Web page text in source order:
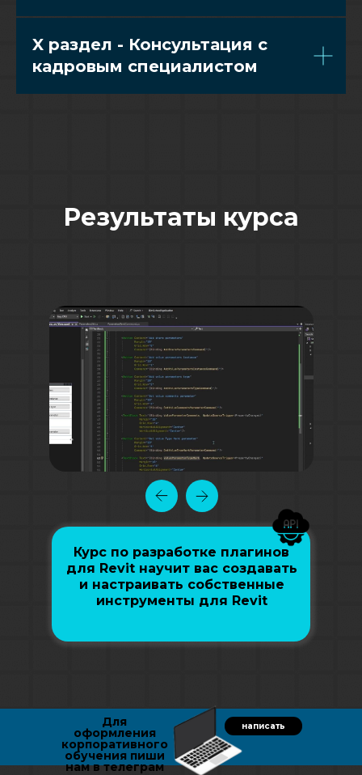
X раздел - Консультация с
кадровым специалистом
Результаты курса
Курс по разработке плагинов
для Revit научит вас создавать
и настраивать собственные
инструменты для Revit
Для
оформления
корпоративного
обучения пиши
нам в телеграм
написать